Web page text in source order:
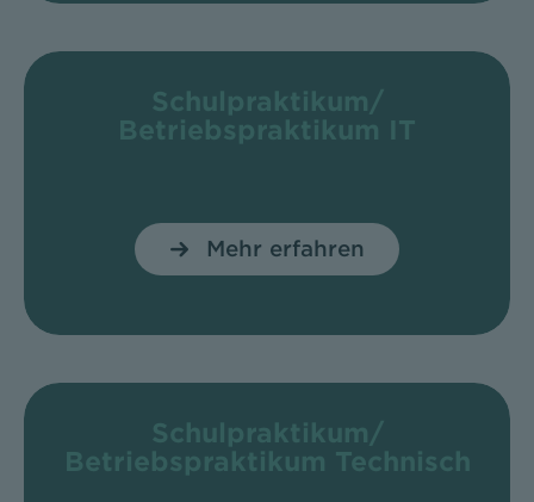
Schulpraktikum/
Betriebspraktikum IT
Mehr erfahren
Schulpraktikum/
Betriebspraktikum Technisch